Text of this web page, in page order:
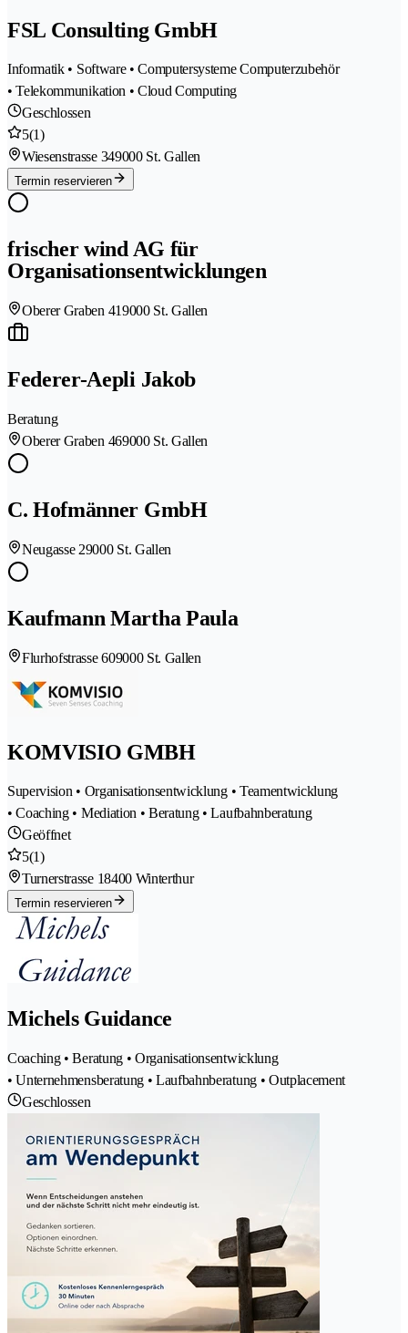
FSL Consulting GmbH
Informatik • Software • Computersysteme Computerzubehör
• Telekommunikation • Cloud Computing
Geschlossen
5(1)
Wiesenstrasse 349000 St. Gallen
Termin reservieren
frischer wind AG für
Organisationsentwicklungen
Oberer Graben 419000 St. Gallen
Federer-Aepli Jakob
Beratung
Oberer Graben 469000 St. Gallen
C. Hofmänner GmbH
Neugasse 29000 St. Gallen
Kaufmann Martha Paula
Flurhofstrasse 609000 St. Gallen
KOMVISIO GMBH
Supervision • Organisationsentwicklung • Teamentwicklung
• Coaching • Mediation • Beratung • Laufbahnberatung
Geöffnet
5(1)
Turnerstrasse 18400 Winterthur
Termin reservieren
Michels Guidance
Coaching • Beratung • Organisationsentwicklung
• Unternehmensberatung • Laufbahnberatung • Outplacement
Geschlossen